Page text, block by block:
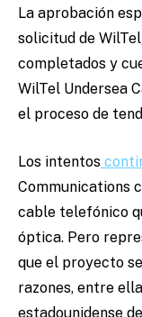
La aprobación
solicitud de WilTel
completados y
WilTel Undersea
el proceso de
Los intentos
Communications
cable telefónico
óptica. Pero
que el proyecto
razones, entre
estadounidense